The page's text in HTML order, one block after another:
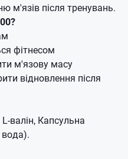
м'язів після тренувань.
фітнесом
м'язову масу
відновлення після
валін, Капсульна